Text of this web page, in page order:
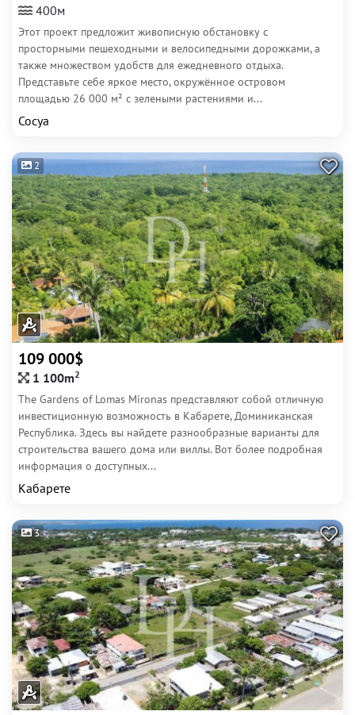
400м
Этот проект предложит живописную обстановку с
просторными пешеходными и велосипедными дорожками, а
также множеством удобств для ежедневного отдыха.
Представьте себе яркое место, окружённое островом
площадью 26 000 м² с зелеными растениями и...
Сосуа
2
109 000$
1 100m2
The Gardens of Lomas Mironas представляют собой отличную
инвестиционную возможность в Кабарете, Доминиканская
Республика. Здесь вы найдете разнообразные варианты для
строительства вашего дома или виллы. Вот более подробная
информация о доступных...
Кабарете
3